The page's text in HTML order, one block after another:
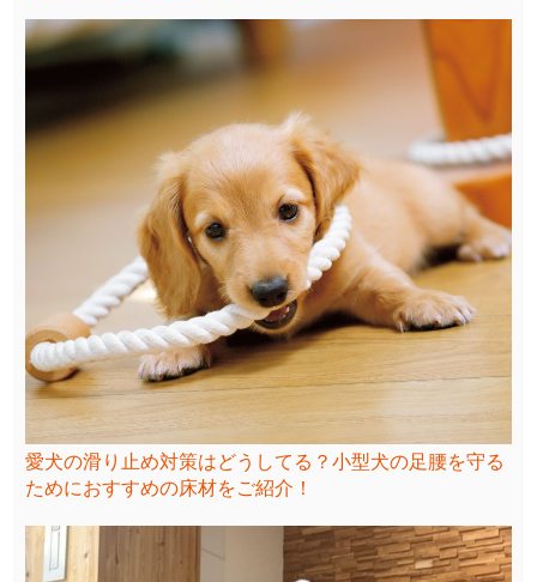
愛犬の滑り止め対策はどうしてる？小型犬の足腰を守る
ためにおすすめの床材をご紹介！